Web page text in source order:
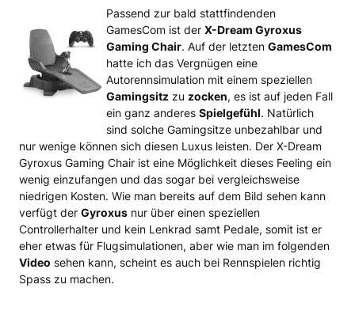
X-Dream Gyroxus Gaming Chair
Passend zur bald stattfindenden
GamesCom ist der X-Dream Gyroxus
Gaming Chair. Auf der letzten GamesCom
hatte ich das Vergnügen eine
Autorennsimulation mit einem speziellen
Gamingsitzzu zocken, es ist auf jeden Fall
ein ganz anderes Spielgefühl. Natürlich
sind solche Gamingsitze unbezahlbar und
nur wenige können sich diesen Luxus leisten. Der X-Dream
Gyroxus Gaming Chair ist eine Möglichkeit dieses Feeling ein
wenig einzufangen und das sogar bei vergleichsweise
niedrigen Kosten. Wie man bereits auf dem Bild sehen kann
verfügt der Gyroxusnur über einen speziellen
Controllerhalter und kein Lenkrad samt Pedale, somit ist er
eher etwas für Flugsimulationen, aber wie man im folgenden
Video sehen kann, scheint es auch bei Rennspielen richtig
Spass zu machen.